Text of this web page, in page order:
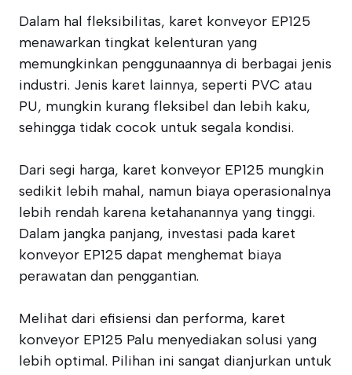
Dalam hal fleksibilitas, karet konveyor EP125
menawarkan tingkat kelenturan yang
memungkinkan penggunaannya di berbagai jenis
industri. Jenis karet lainnya, seperti PVC atau
PU, mungkin kurang fleksibel dan lebih kaku,
sehingga tidak cocok untuk segala kondisi.
Dari segi harga, karet konveyor EP125 mungkin
sedikit lebih mahal, namun biaya operasionalnya
lebih rendah karena ketahanannya yang tinggi.
Dalam jangka panjang, investasi pada karet
konveyor EP125 dapat menghemat biaya
perawatan dan penggantian.
Melihat dari efisiensi dan performa, karet
konveyor EP125 Palu menyediakan solusi yang
lebih optimal. Pilihan ini sangat dianjurkan untuk